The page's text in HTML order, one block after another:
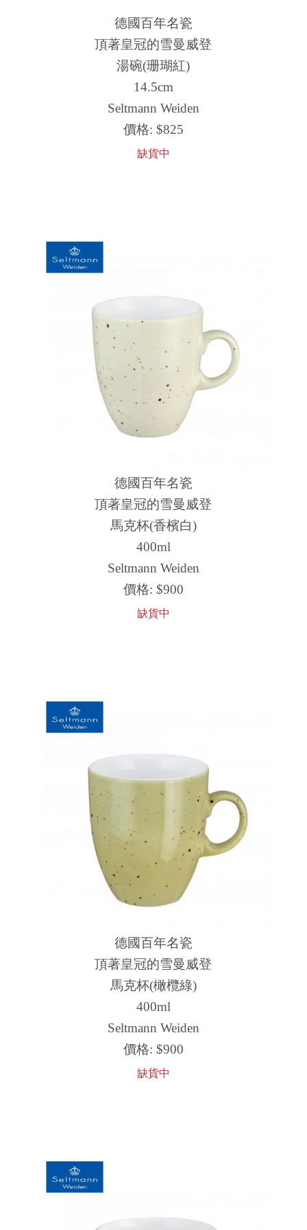
德國百年名瓷
頂著皇冠的雪曼威登
湯碗(珊瑚紅)
14.5cm
Seltmann Weiden
價格: $825
缺貨中
德國百年名瓷
頂著皇冠的雪曼威登
馬克杯(香檳白)
400ml
Seltmann Weiden
價格: $900
缺貨中
德國百年名瓷
頂著皇冠的雪曼威登
馬克杯(橄欖綠)
400ml
Seltmann Weiden
價格: $900
缺貨中